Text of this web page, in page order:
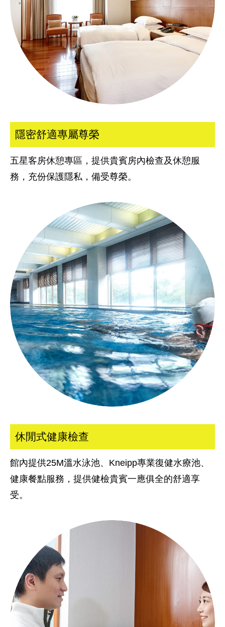
隱密舒適專屬尊榮
五星客房休憩專區，提供貴賓房內檢查及休憩服
務，充份保護隱私，備受尊榮。
休閒式健康檢查
館內提供25M溫水泳池、Kneipp專業復健水療池、
健康餐點服務，提供健檢貴賓一應俱全的舒適享
受。